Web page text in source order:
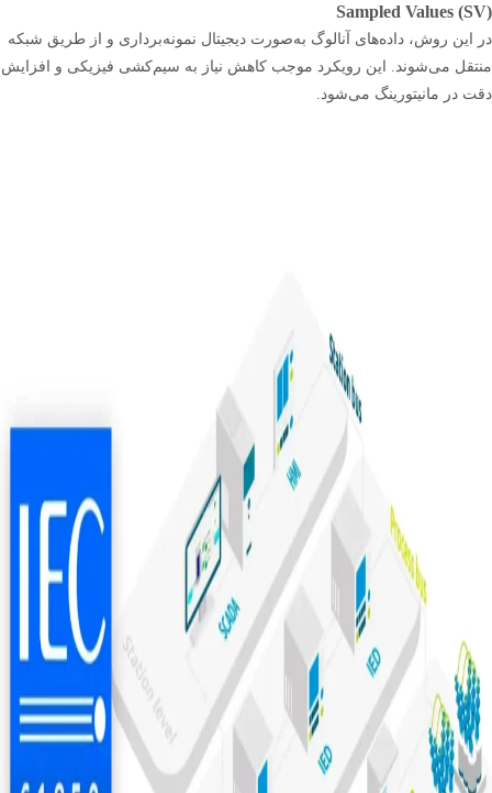
Sampled Values (SV)
در این روش، داده‌های آنالوگ به‌صورت دیجیتال نمونه‌برداری و از طریق شبکه
منتقل می‌شوند. این رویکرد موجب کاهش نیاز به سیم‌کشی فیزیکی و افزایش
دقت در مانیتورینگ می‌شود.